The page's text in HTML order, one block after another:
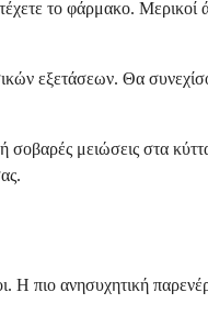
το φάρμακο. Μερικοί
εξετάσεων. Θα
σοβαρές μειώσεις στα
Η πιο ανησυχητική